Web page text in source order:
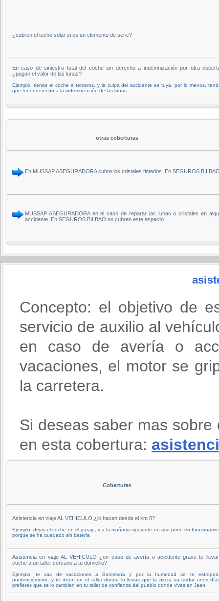
¿cubren el techo solar si es un elemento de serie?
En caso de siniestro total del coche sin derecho a indemnización por otra
¿pagan el valor de las lunas?
Ejemplo: tienes el coche a terceros, y la culpa del accidente es tuya, por lo menos,
que tener derecho a la indemnización de las lunas.
otras coberturas
En MUSSAP ASEGURADORA cubre los cristales tintados. En SEGUROS
MUSSAP ASEGURADORA en el caso de reparar las lunas o cristales en
accidente. En SEGUROS BILBAO no cubren este aspecto.
Concepto: el objetivo de
servicio de auxilio al
en caso de avería o
vacaciones, el motor se
la carretera.
Si deseas saber mas
en esta cobertura:
Coberturas
Asistencia en viaje AL VEHICULO ¿lo hacen desde el km 0?
Ejemplo: dejas el coche en el garaje, y a la mañana siguiente no ase pone en
porque se ha quedado sin batería
Asistencia en viaje AL VEHICULO ¿en caso de avería o accidente grave te
coche a un taller cercano a tu domicilio?
Ejemplo: te vas de vacaciones a Barcelona y por la humedad se te
pontenciómetro, y te dicen en el taller donde lo llevas que la pieza va tardar unos
prefieres que se lo cambien en tu taller de confianza del pueblo donde vives en Jaen.